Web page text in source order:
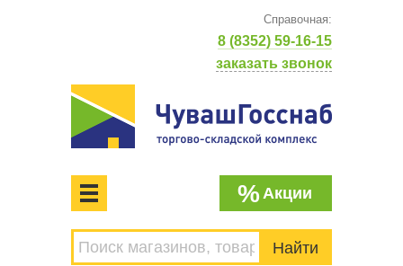
Справочная:
8 (8352) 59-16-15
заказать звонок
МЕНЮ
%Акции